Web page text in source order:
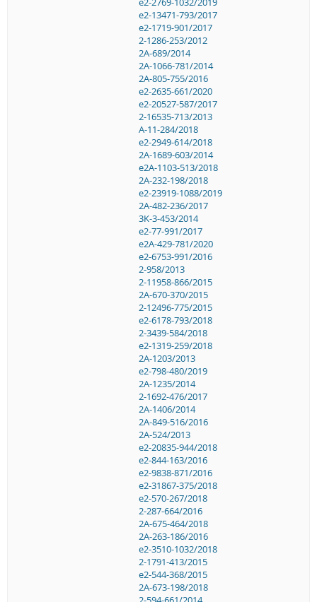
e2-13471-793/2017
e2-1719-901/2017
2-1286-253/2012
2A-689/2014
2A-1066-781/2014
2A-805-755/2016
e2-2635-661/2020
e2-20527-587/2017
2-16535-713/2013
A-11-284/2018
e2-2949-614/2018
2A-1689-603/2014
e2A-1103-513/2018
2A-232-198/2018
e2-23919-1088/2019
2A-482-236/2017
3K-3-453/2014
e2-77-991/2017
e2A-429-781/2020
e2-6753-991/2016
2-958/2013
2-11958-866/2015
2A-670-370/2015
2-12496-775/2015
e2-6178-793/2018
2-3439-584/2018
e2-1319-259/2018
2A-1203/2013
e2-798-480/2019
2A-1235/2014
2-1692-476/2017
2A-1406/2014
2A-849-516/2016
2A-524/2013
e2-20835-944/2018
e2-844-163/2016
e2-9838-871/2016
e2-31867-375/2018
e2-570-267/2018
2-287-664/2016
2A-675-464/2018
2A-263-186/2016
e2-3510-1032/2018
2-1791-413/2015
e2-544-368/2015
2A-673-198/2018